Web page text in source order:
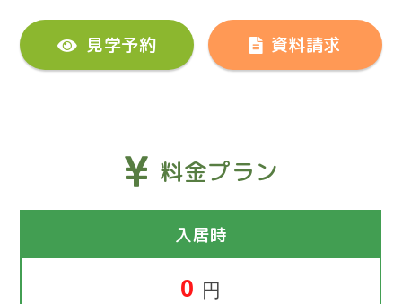
見学予約 資料請求
料金プラン
入居時
0 円